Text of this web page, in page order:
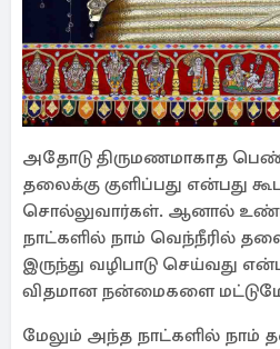
அதோடு திருமணமாகாத
தலைக்கு குளிப்பது என்பது
சொல்லுவார்கள். ஆனால்
நாட்களில் நாம் வெந்நீரில்
இருந்து வழிபாடு செய்வது
விதமான நன்மைகளை மட்டுமே
மேலும் அந்த நாட்களில் நாம்